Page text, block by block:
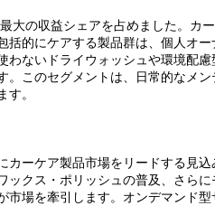
大の収益シェアを占めました。カー
括的にケアする製品群は、個人オ
わないドライウォッシュや環境配
。このセグメントは、日常的なメ
。
カーケア製品市場をリードする見
ックス・ポリッシュの普及、さら
市場を牽引します。オンデマンド